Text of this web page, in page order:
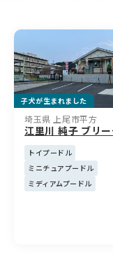
子犬が生まれました
埼玉県 上尾市平方
江里川 純子 ブリ
トイプードル
ミニチュアプードル
ミディアムプードル